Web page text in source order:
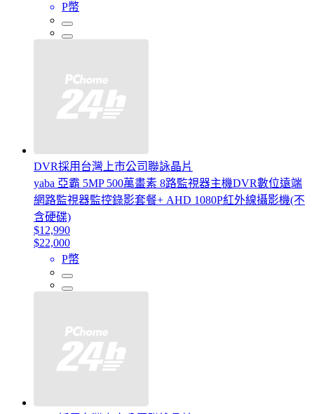
P幣
DVR採用台灣上市公司聯詠晶片
yaba 亞霸 5MP 500萬畫素 8路監視器主機DVR數位遠端
網路監視器監控錄影套餐+ AHD 1080P紅外線攝影機(不
含硬碟)
$12,990
$22,000
P幣